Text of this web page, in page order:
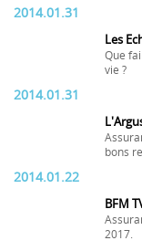
2014.01.31
Les
Que
vie ?
2014.01.31
bons
2014.01.22
BFM
2017.